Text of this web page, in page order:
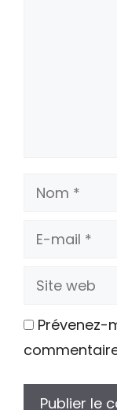
Nom
E-
Site
Prévenez-